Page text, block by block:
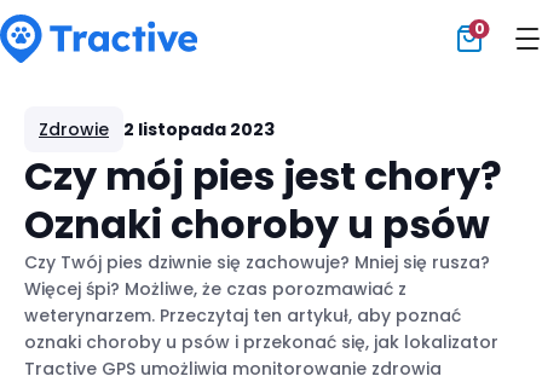
0
Zdrowie 2 listopada 2023
Czy mój pies jest chory?
Oznaki choroby u psów
Czy Twój pies dziwnie się zachowuje? Mniej się rusza?
Więcej śpi? Możliwe, że czas porozmawiać z
weterynarzem. Przeczytaj ten artykuł, aby poznać
oznaki choroby u psów i przekonać się, jak lokalizator
Tractive GPS umożliwia monitorowanie zdrowia